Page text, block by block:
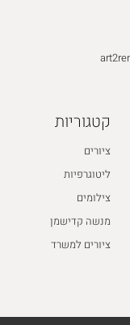
קטגוריות
ציורים
ליטוגרפיות
צילומים
מנשה קדישמן
ציורים למשרד